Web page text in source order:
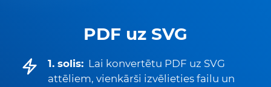
PDF uz SVG
1. solis: Lai konvertētu PDF uz SVG
attēliem, vienkārši izvēlieties failu un